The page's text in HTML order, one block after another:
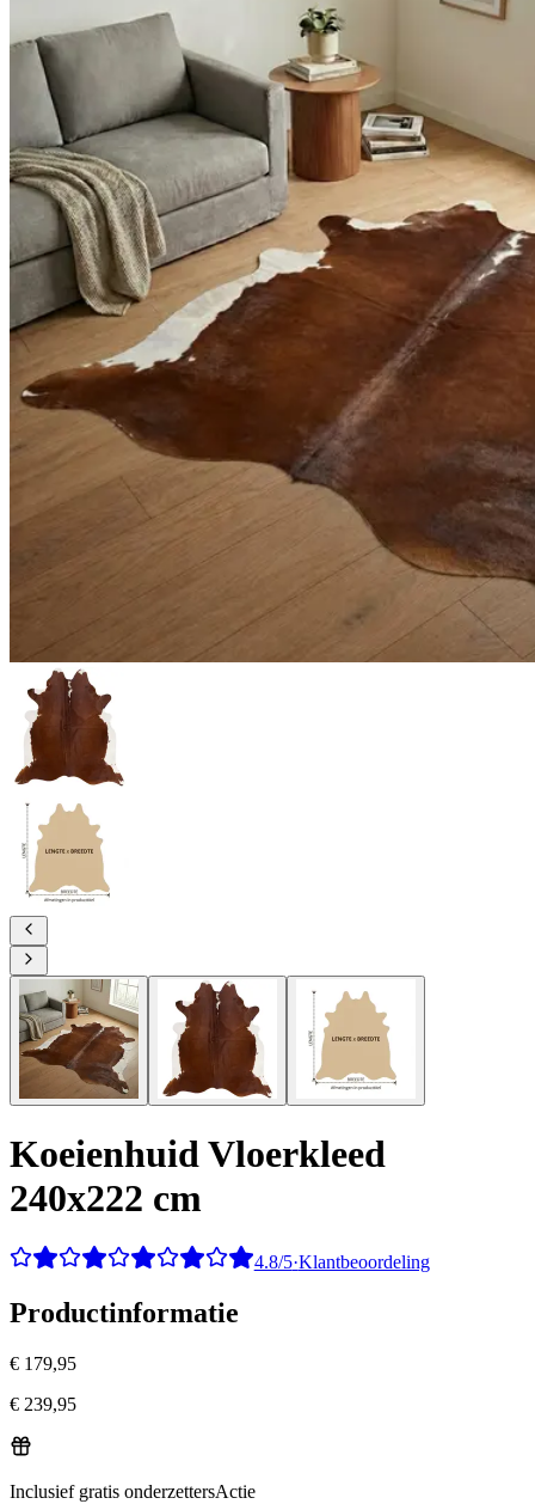
Koeienhuid Vloerkleed
240x222 cm
4.8/5·Klantbeoordeling
Productinformatie
€ 179,95
€ 239,95
Inclusief gratis onderzettersActie